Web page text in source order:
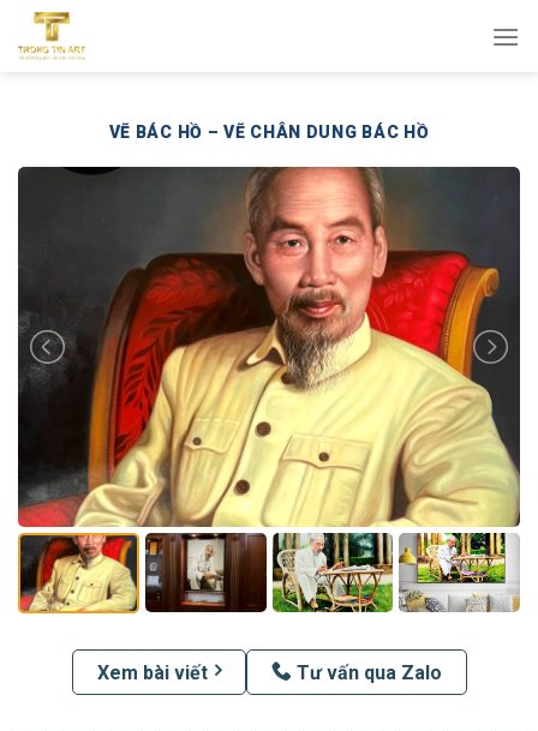
qua
VẼ BÁC HỒ – VẼ CHÂN DUNG BÁC HỒ
Xem bài viết Tư vấn qua Zalo